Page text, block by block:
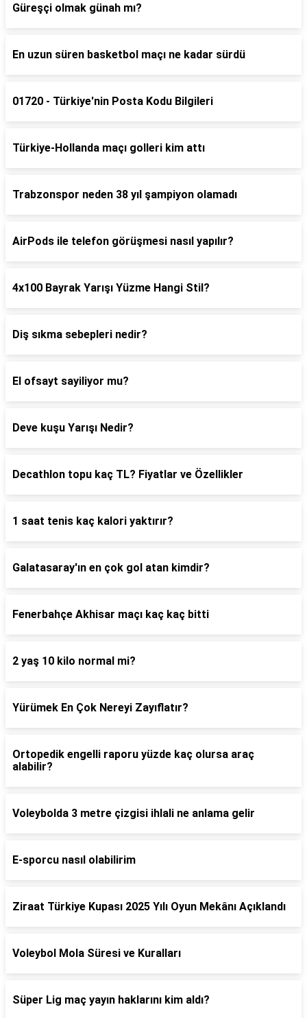
Güreşçi olmak günah mı?
En uzun süren basketbol maçı ne kadar sürdü
01720 - Türkiye'nin Posta Kodu Bilgileri
Türkiye-Hollanda maçı golleri kim attı
Trabzonspor neden 38 yıl şampiyon olamadı
AirPods ile telefon görüşmesi nasıl yapılır?
4x100 Bayrak Yarışı Yüzme Hangi Stil?
Diş sıkma sebepleri nedir?
El ofsayt sayiliyor mu?
Deve kuşu Yarışı Nedir?
Decathlon topu kaç TL? Fiyatlar ve Özellikler
1 saat tenis kaç kalori yaktırır?
Galatasaray'ın en çok gol atan kimdir?
Fenerbahçe Akhisar maçı kaç kaç bitti
2 yaş 10 kilo normal mi?
Yürümek En Çok Nereyi Zayıflatır?
Ortopedik engelli raporu yüzde kaç olursa araç
alabilir?
Voleybolda 3 metre çizgisi ihlali ne anlama gelir
E-sporcu nasıl olabilirim
Ziraat Türkiye Kupası 2025 Yılı Oyun Mekânı Açıklandı
Voleybol Mola Süresi ve Kuralları
Süper Lig maç yayın haklarını kim aldı?